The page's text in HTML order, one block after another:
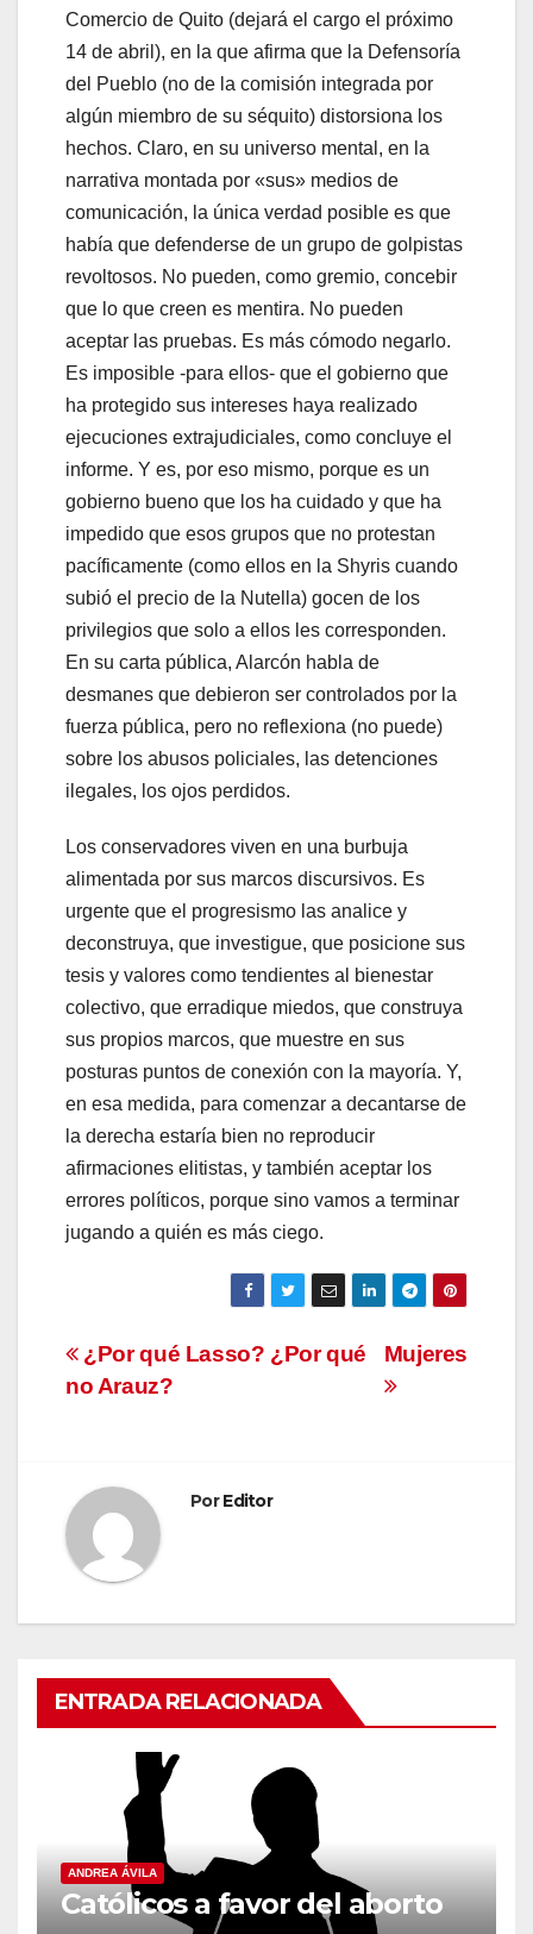
Comercio de Quito (dejará el cargo el próximo
14 de abril), en la que afirma que la Defensoría
del Pueblo (no de la comisión integrada por
algún miembro de su séquito) distorsiona los
hechos. Claro, en su universo mental, en la
narrativa montada por «sus» medios de
comunicación, la única verdad posible es que
había que defenderse de un grupo de golpistas
revoltosos. No pueden, como gremio, concebir
que lo que creen es mentira. No pueden
aceptar las pruebas. Es más cómodo negarlo.
Es imposible -para ellos- que el gobierno que
ha protegido sus intereses haya realizado
ejecuciones extrajudiciales, como concluye el
informe. Y es, por eso mismo, porque es un
gobierno bueno que los ha cuidado y que ha
impedido que esos grupos que no protestan
pacíficamente (como ellos en la Shyris cuando
subió el precio de la Nutella) gocen de los
privilegios que solo a ellos les corresponden.
En su carta pública, Alarcón habla de
desmanes que debieron ser controlados por la
fuerza pública, pero no reflexiona (no puede)
sobre los abusos policiales, las detenciones
ilegales, los ojos perdidos.
Los conservadores viven en una burbuja
alimentada por sus marcos discursivos. Es
urgente que el progresismo las analice y
deconstruya, que investigue, que posicione sus
tesis y valores como tendientes al bienestar
colectivo, que erradique miedos, que construya
sus propios marcos, que muestre en sus
posturas puntos de conexión con la mayoría. Y,
en esa medida, para comenzar a decantarse de
la derecha estaría bien no reproducir
afirmaciones elitistas, y también aceptar los
errores políticos, porque sino vamos a terminar
jugando a quién es más ciego.
Navegación
de
Mujeres
¿Por qué Lasso? ¿Por qué
no Arauz?
PorEditor
ENTRADA RELACIONADA
ANDREA ÁVILA
Católicos a favor del aborto